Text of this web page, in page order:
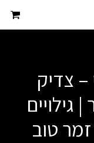
צדיק
גילויים
טוב